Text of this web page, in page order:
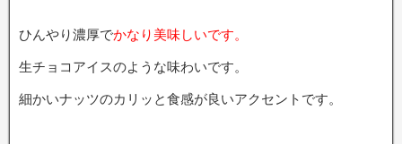
ひんやり濃厚でかなり美味しいです。
生チョコアイスのような味わいです。
細かいナッツのカリッと食感が良いアクセントです。